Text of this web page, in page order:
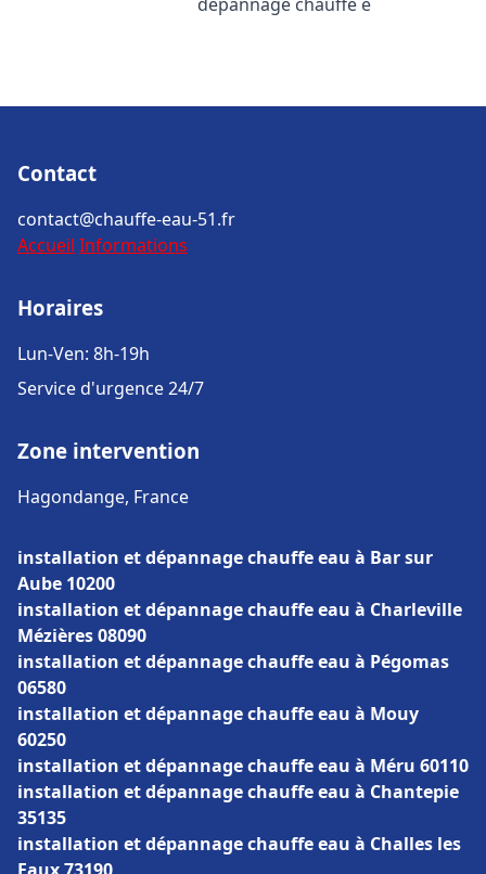
Contact
contact@chauffe-eau-51.fr
Accueil Informations
Horaires
Lun-Ven: 8h-19h
Service d'urgence 24/7
Zone intervention
Hagondange, France
installation et dépannage chauffe eau à Bar sur
Aube 10200
installation et dépannage chauffe eau à Charleville
Mézières 08090
installation et dépannage chauffe eau à Pégomas
06580
installation et dépannage chauffe eau à Mouy
60250
installation et dépannage chauffe eau à Méru 60110
installation et dépannage chauffe eau à Chantepie
35135
installation et dépannage chauffe eau à Challes les